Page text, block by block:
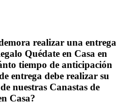
realizar una entrega
Quédate en Casa en
tiempo de anticipación
entrega debe realizar su
nuestras Canastas de
Casa?